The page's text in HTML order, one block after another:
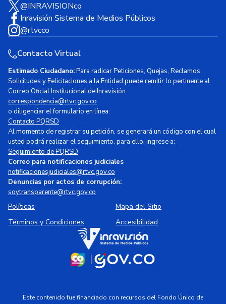
@INRAVISIONco
Inravisión Sistema de Medios Públicos
@rtvcco
Contacto Virtual
Estimado Ciudadano:Para radicar Peticiones, Quejas, Reclamos,
Solicitudes y Felicitaciones a la Entidad puede remitir lo pertinente al
Correo Oficial Institucional de Inravisión
correspondencia@rtvc.gov.co
o diligenciar el formulario en línea:
Contacto PQRSD
Al momento de registrar su petición, se generará un código con el cual
usted podrá realizar el seguimiento, para ello, ingrese a:
Seguimiento de PQRSD
Correo para notificaciones judiciales
notificacionesjudiciales@rtvc.gov.co
Denuncias por actos de corrupción:
soytransparente@rtvc.gov.co
Políticas
Mapa del Sitio
Términos y Condiciones
Accesibilidad
Este contenido fue financiado con recursos del Fondo Único de